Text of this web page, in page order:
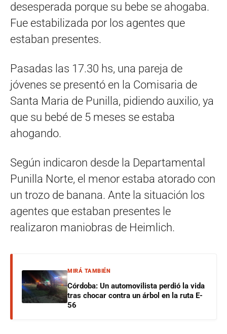
desesperada porque su bebe se ahogaba.
Fue estabilizada por los agentes que
estaban presentes.
Pasadas las 17.30 hs, una pareja de
jóvenes se presentó en la Comisaria de
Santa Maria de Punilla, pidiendo auxilio, ya
que su bebé de 5 meses se estaba
ahogando.
Según indicaron desde la Departamental
Punilla Norte, el menor estaba atorado con
un trozo de banana. Ante la situación los
agentes que estaban presentes le
realizaron maniobras de Heimlich.
MIRÁ TAMBIÉN
Córdoba: Un automovilista perdió la vida
tras chocar contra un árbol en la ruta E-
56